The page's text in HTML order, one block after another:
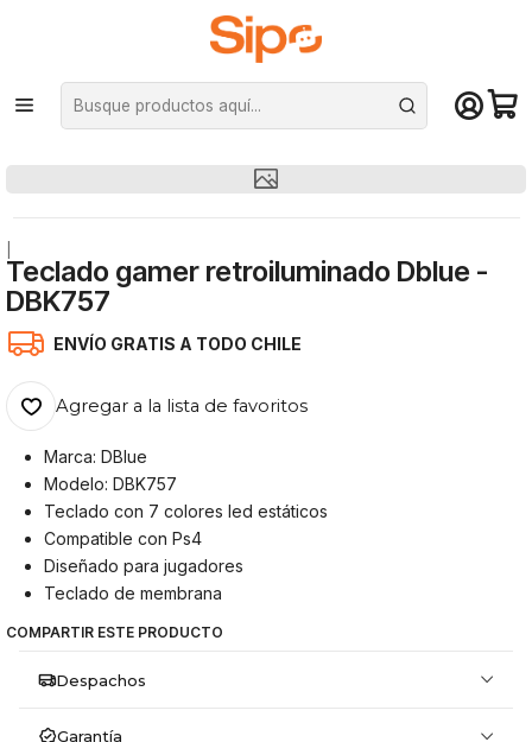
¡Compra hasta mediodía y recibe hoy! De lunes a sábado en el gran
Santiago. Envío gratis desde $29.990
Inicio Computación y Gamers Teclados De membrana
Teclado gamer retroiluminado Dblue - DBK757
Teclado gamer retroiluminado Dblue -
DBK757
ENVÍO GRATIS A TODO CHILE
Agregar a la lista de favoritos
Marca: DBlue
Modelo: DBK757
Teclado con 7 colores led estáticos
Compatible con Ps4
Diseñado para jugadores
Teclado de membrana
COMPARTIR ESTE PRODUCTO
Despachos
Garantía